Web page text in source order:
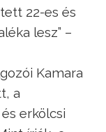
22-es és
lesz” –
Kamara
a
erkölcsi